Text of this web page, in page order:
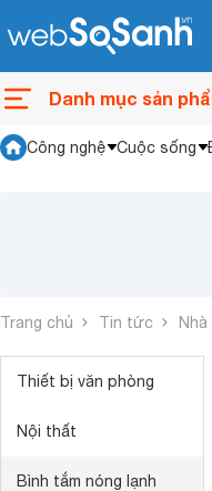
Danh mục sản
Công nghệ Cuộc sống
Trang chủ Tin tức
Thiết bị văn phòng
Nội thất
Bình tắm nóng lạnh